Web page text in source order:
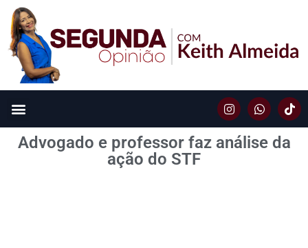
Advogado e professor faz análise da
ação do STF